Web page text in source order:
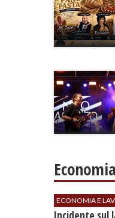
ECONOMIA E
​Incidente sul